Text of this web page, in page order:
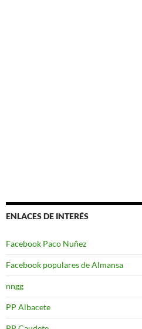
ENLACES DE INTERÉS
Facebook Paco Nuñez
Facebook populares de Almansa
nngg
PP Albacete